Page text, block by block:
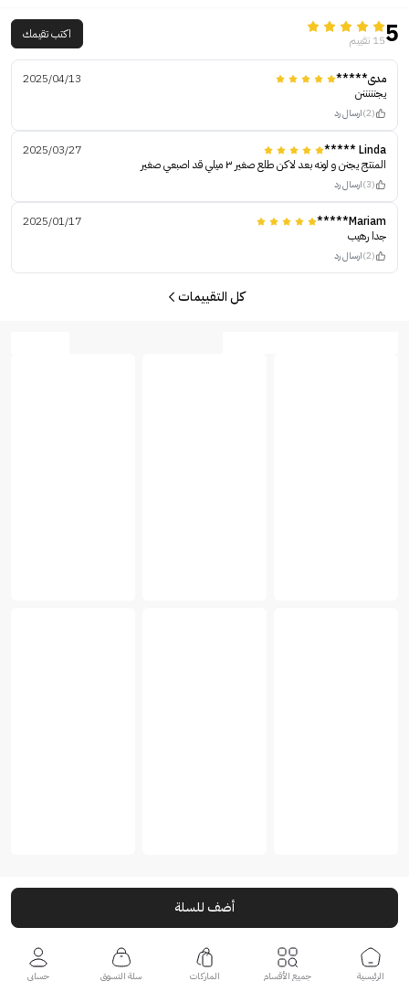
515 تقييم اكتب تقيمك
مدى*****
2025/04/13
يجنننننن
(2) ارسال رد
Linda *****
2025/03/27
المنتج يجنن و لونه بعد لاكن طلع صغير ٣ ميلي قد اصبعي صغير
(3) ارسال رد
Mariam*****
2025/01/17
جدا رهيب
(2) ارسال رد
كل التقييمات
أضف للسلة
الرئيسية جميع الأقسام الماركات سلة التسوق حسابي